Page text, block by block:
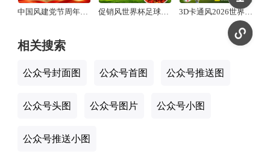
中国风建党节周年纪念不忘初心牢记使命公众号推送首图 促销风世界杯足球赛看球搭子商餐饮休闲小吃促销活动营销公众号推送首图
相关搜索
公众号封面图 公众号首图 公众号推送图
公众号头图 公众号图片 公众号小图
公众号推送小图